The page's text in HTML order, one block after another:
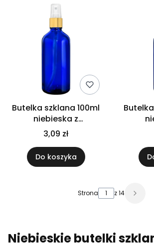
Butelka szklana 100ml
niebieska z
atomizerem złotym
3,09 zł
Do koszyka
Strona z 14
Niebieskie butelki